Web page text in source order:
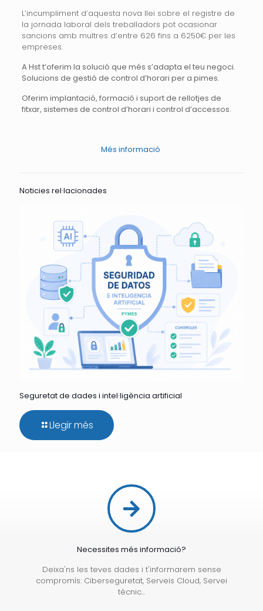
L’incumpliment d’aquesta nova llei sobre el registre de
la jornada laboral dels treballadors pot ocasionar
sancions amb multres d’entre 626 fins a 6250€ per les
empreses.
A Hst t’oferim la solució que més s’adapta el teu negoci.
Solucions de gestió de control d’horari per a pimes.
Oferim implantació, formació i suport de rellotjes de
fitxar, sistemes de control d’horari i control d’accessos.
Més informació
Noticies rel·lacionades
Seguretat de dades i intel·ligència artificial
Llegir més
Necessites més informació?
Deixa'ns les teves dades i t'informarem sense
compromís: Ciberseguretat, Serveis Cloud, Servei
tècnic...